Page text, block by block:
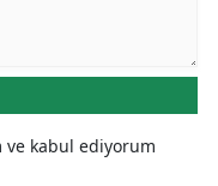
ve kabul ediyorum